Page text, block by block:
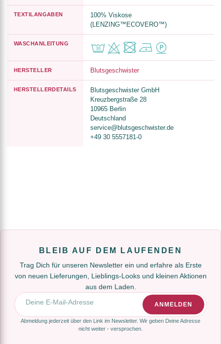
TEXTILANGABEN
100% Viskose
(LENZING™ECOVERO™)
WASCHANLEITUNG
HERSTELLER Blutsgeschwister
HERSTELLERDETAILS
Blutsgeschwister GmbH
Kreuzbergstraße 28
10965 Berlin
Deutschland
service@blutsgeschwister.de
+49 30 5557181-0
BLEIB AUF DEM LAUFENDEN
Trag Dich für unseren Newsletter ein und erfahre als Erste
von neuen Lieferungen, Lieblings-Looks und kleinen Aktionen
aus dem Laden.
E-Mail-Adresse
ANMELDEN
Abmeldung jederzeit über den Link im Newsletter. Wir geben Deine Adresse
nicht weiter - versprochen.